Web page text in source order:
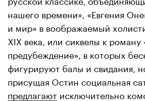
нашего времени», «Евгения
и мир» в воображаемый
XIX века, или сиквелы к роману
предубеждение», в которых
фигурируют балы и свидания,
присущая Остин социальная
предлагают исключительно